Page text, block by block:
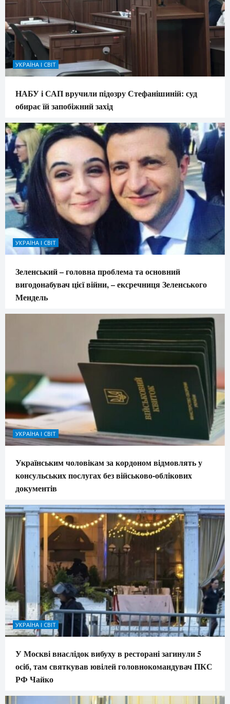
УКРАЇНА І СВІТ
НАБУ і САП вручили підозру Стефанішиній: суд
обирає їй запобіжний захід
УКРАЇНА І СВІТ
Зеленський – головна проблема та основний
вигодонабувач цієї війни, – ексречниця Зеленського
Мендель
УКРАЇНА І СВІТ
Українським чоловікам за кордоном відмовлять у
консульських послугах без військово-облікових
документів
УКРАЇНА І СВІТ
У Москві внаслідок вибуху в ресторані загинули 5
осіб, там святкував ювілей головнокомандувач ПКС
РФ Чайко